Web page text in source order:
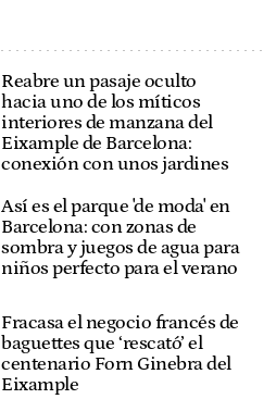
Reabre un pasaje oculto
hacia uno de los míticos
interiores de manzana del
Eixample de Barcelona:
conexión con unos jardines
Así es el parque 'de moda' en
Barcelona: con zonas de
sombra y juegos de agua para
niños perfecto para el verano
Fracasa el negocio francés de
baguettes que ‘rescató’ el
centenario Forn Ginebra del
Eixample